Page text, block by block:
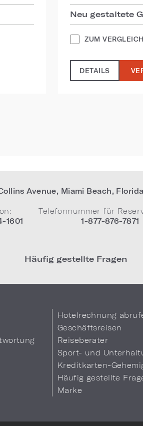
Neu gestaltete
ZUM
DETAILS
Avenue, Miami Beach, Florida
1601
Telefonnummer für
1-877-876-7871
Häufig gestellte Fragen
Hotelrechnung
Geschäftsreisen
Reiseberater
Sport- und
Kreditkarten-
Häufig gestellte
Marke